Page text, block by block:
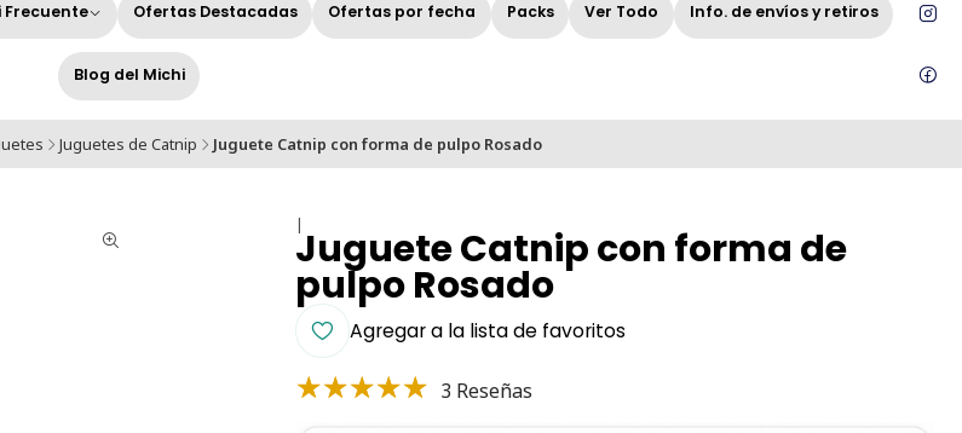
Frecuente Ofertas Destacadas Ofertas por fecha Packs Ver Todo Info. de envíos y retiros
Blog del Michi
Juguetes de Catnip Juguete Catnip con forma de pulpo Rosado
|Juguete Catnip con forma de
pulpo Rosado
Agregar a la lista de favoritos
3 Reseñas